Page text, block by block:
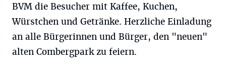
BVM die Besucher mit Kaffee, Kuchen,
Würstchen und Getränke. Herzliche Einladung
an alle Bürgerinnen und Bürger, den "neuen"
alten Combergpark zu feiern.